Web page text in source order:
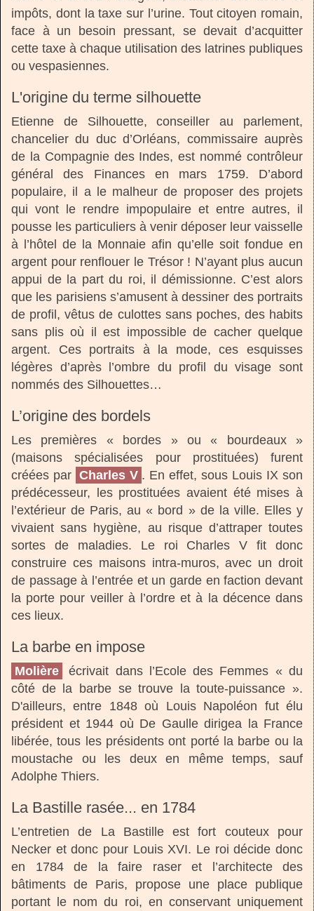
impôts, dont la taxe sur l’urine. Tout citoyen romain,
face à un besoin pressant, se devait d’acquitter
cette taxe à chaque utilisation des latrines publiques
ou vespasiennes.
L'origine du terme silhouette
Etienne de Silhouette, conseiller au parlement,
chancelier du duc d’Orléans, commissaire auprès
de la Compagnie des Indes, est nommé contrôleur
général des Finances en mars 1759. D’abord
populaire, il a le malheur de proposer des projets
qui vont le rendre impopulaire et entre autres, il
pousse les particuliers à venir déposer leur vaisselle
à l’hôtel de la Monnaie afin qu’elle soit fondue en
argent pour renflouer le Trésor ! N’ayant plus aucun
appui de la part du roi, il démissionne. C’est alors
que les parisiens s’amusent à dessiner des portraits
de profil, vêtus de culottes sans poches, des habits
sans plis où il est impossible de cacher quelque
argent. Ces portraits à la mode, ces esquisses
légères d’après l’ombre du profil du visage sont
nommés des Silhouettes…
L’origine des bordels
Les premières « bordes » ou « bourdeaux »
(maisons spécialisées pour prostituées) furent
créées par Charles V . En effet, sous Louis IX son
prédécesseur, les prostituées avaient été mises à
l’extérieur de Paris, au « bord » de la ville. Elles y
vivaient sans hygiène, au risque d’attraper toutes
sortes de maladies. Le roi Charles V fit donc
construire ces maisons intra-muros, avec un droit
de passage à l’entrée et un garde en faction devant
la porte pour veiller à l’ordre et à la décence dans
ces lieux.
La barbe en impose
Molière
écrivait dans l’Ecole des Femmes « du
côté de la barbe se trouve la toute-puissance ».
D'ailleurs, entre 1848 où Louis Napoléon fut élu
président et 1944 où De Gaulle dirigea la France
libérée, tous les présidents ont porté la barbe ou la
moustache ou les deux en même temps, sauf
Adolphe Thiers.
La Bastille rasée... en 1784
L’entretien de La Bastille est fort couteux pour
Necker et donc pour Louis XVI. Le roi décide donc
en 1784 de la faire raser et l’architecte des
bâtiments de Paris, propose une place publique
portant le nom du roi, en conservant uniquement